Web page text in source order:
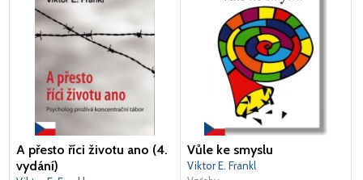
A přesto říci životu ano (4.
vydání)
Vůle ke smyslu
Viktor E. Frankl